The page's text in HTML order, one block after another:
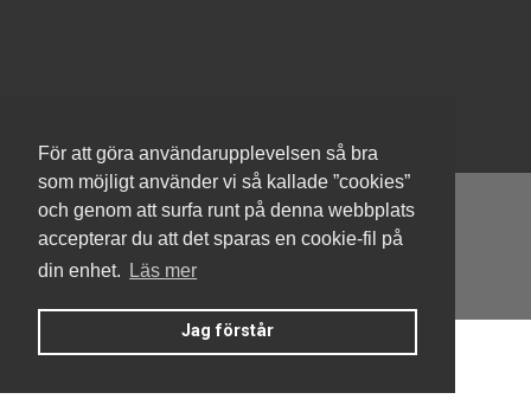
För att göra användarupplevelsen så bra
som möjligt använder vi så kallade ”cookies”
och genom att surfa runt på denna webbplats
accepterar du att det sparas en cookie-fil på
din enhet.
Läs mer
Jag förstår
Denna hemsida är byggd med Smart Brf ®